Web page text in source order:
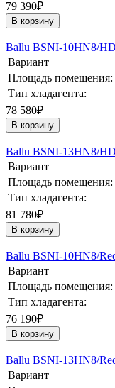
79 390₽
В корзину
Ballu BSNI-10HN8/
Вариант
Площадь помещения:
Тип хладагента:
78 580₽
В корзину
Ballu BSNI-13HN8/
Вариант
Площадь помещения:
Тип хладагента:
81 780₽
В корзину
Ballu BSNI-10HN8/
Вариант
Площадь помещения:
Тип хладагента:
76 190₽
В корзину
Ballu BSNI-13HN8/
Вариант